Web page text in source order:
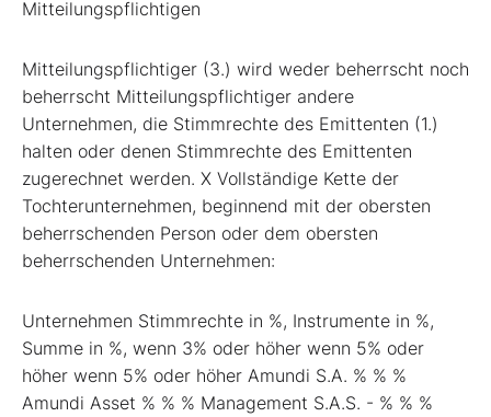
Mitteilungspflichtigen
Mitteilungspflichtiger (3.) wird weder beherrscht noch
beherrscht Mitteilungspflichtiger andere
Unternehmen, die Stimmrechte des Emittenten (1.)
halten oder denen Stimmrechte des Emittenten
zugerechnet werden. X Vollständige Kette der
Tochterunternehmen, beginnend mit der obersten
beherrschenden Person oder dem obersten
beherrschenden Unternehmen:
Unternehmen Stimmrechte in %, Instrumente in %,
Summe in %, wenn 3% oder höher wenn 5% oder
höher wenn 5% oder höher Amundi S.A. % % %
Amundi Asset % % % Management S.A.S. - % % %